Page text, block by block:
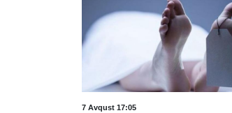
7 Avqust 17:05